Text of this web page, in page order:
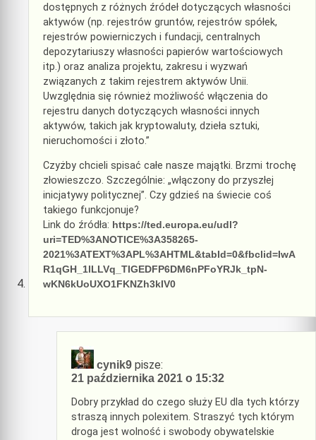
dostępnych z różnych źródeł dotyczących własności
aktywów (np. rejestrów gruntów, rejestrów spółek,
rejestrów powierniczych i fundacji, centralnych
depozytariuszy własności papierów wartościowych
itp.) oraz analiza projektu, zakresu i wyzwań
związanych z takim rejestrem aktywów Unii.
Uwzględnia się również możliwość włączenia do
rejestru danych dotyczących własności innych
aktywów, takich jak kryptowaluty, dzieła sztuki,
nieruchomości i złoto.”
Czyżby chcieli spisać całe nasze majątki. Brzmi trochę
złowieszczo. Szczególnie: „włączony do przyszłej
inicjatywy politycznej”. Czy gdzieś na świecie coś
takiego funkcjonuje?
Link do źródła: https://ted.europa.eu/udl?
uri=TED%3ANOTICE%3A358265-
2021%3ATEXT%3APL%3AHTML&tabId=0&fbclid=IwA
R1qGH_1lLLVq_TIGEDFP6DM6nPFoYRJk_tpN-
wKN6kUoUXO1FKNZh3kIV0
cynik9 pisze:
21 października 2021 o 15:32
Dobry przykład do czego służy EU dla tych którzy
straszą innych polexitem. Straszyć tych którym
droga jest wolność i swobody obywatelskie